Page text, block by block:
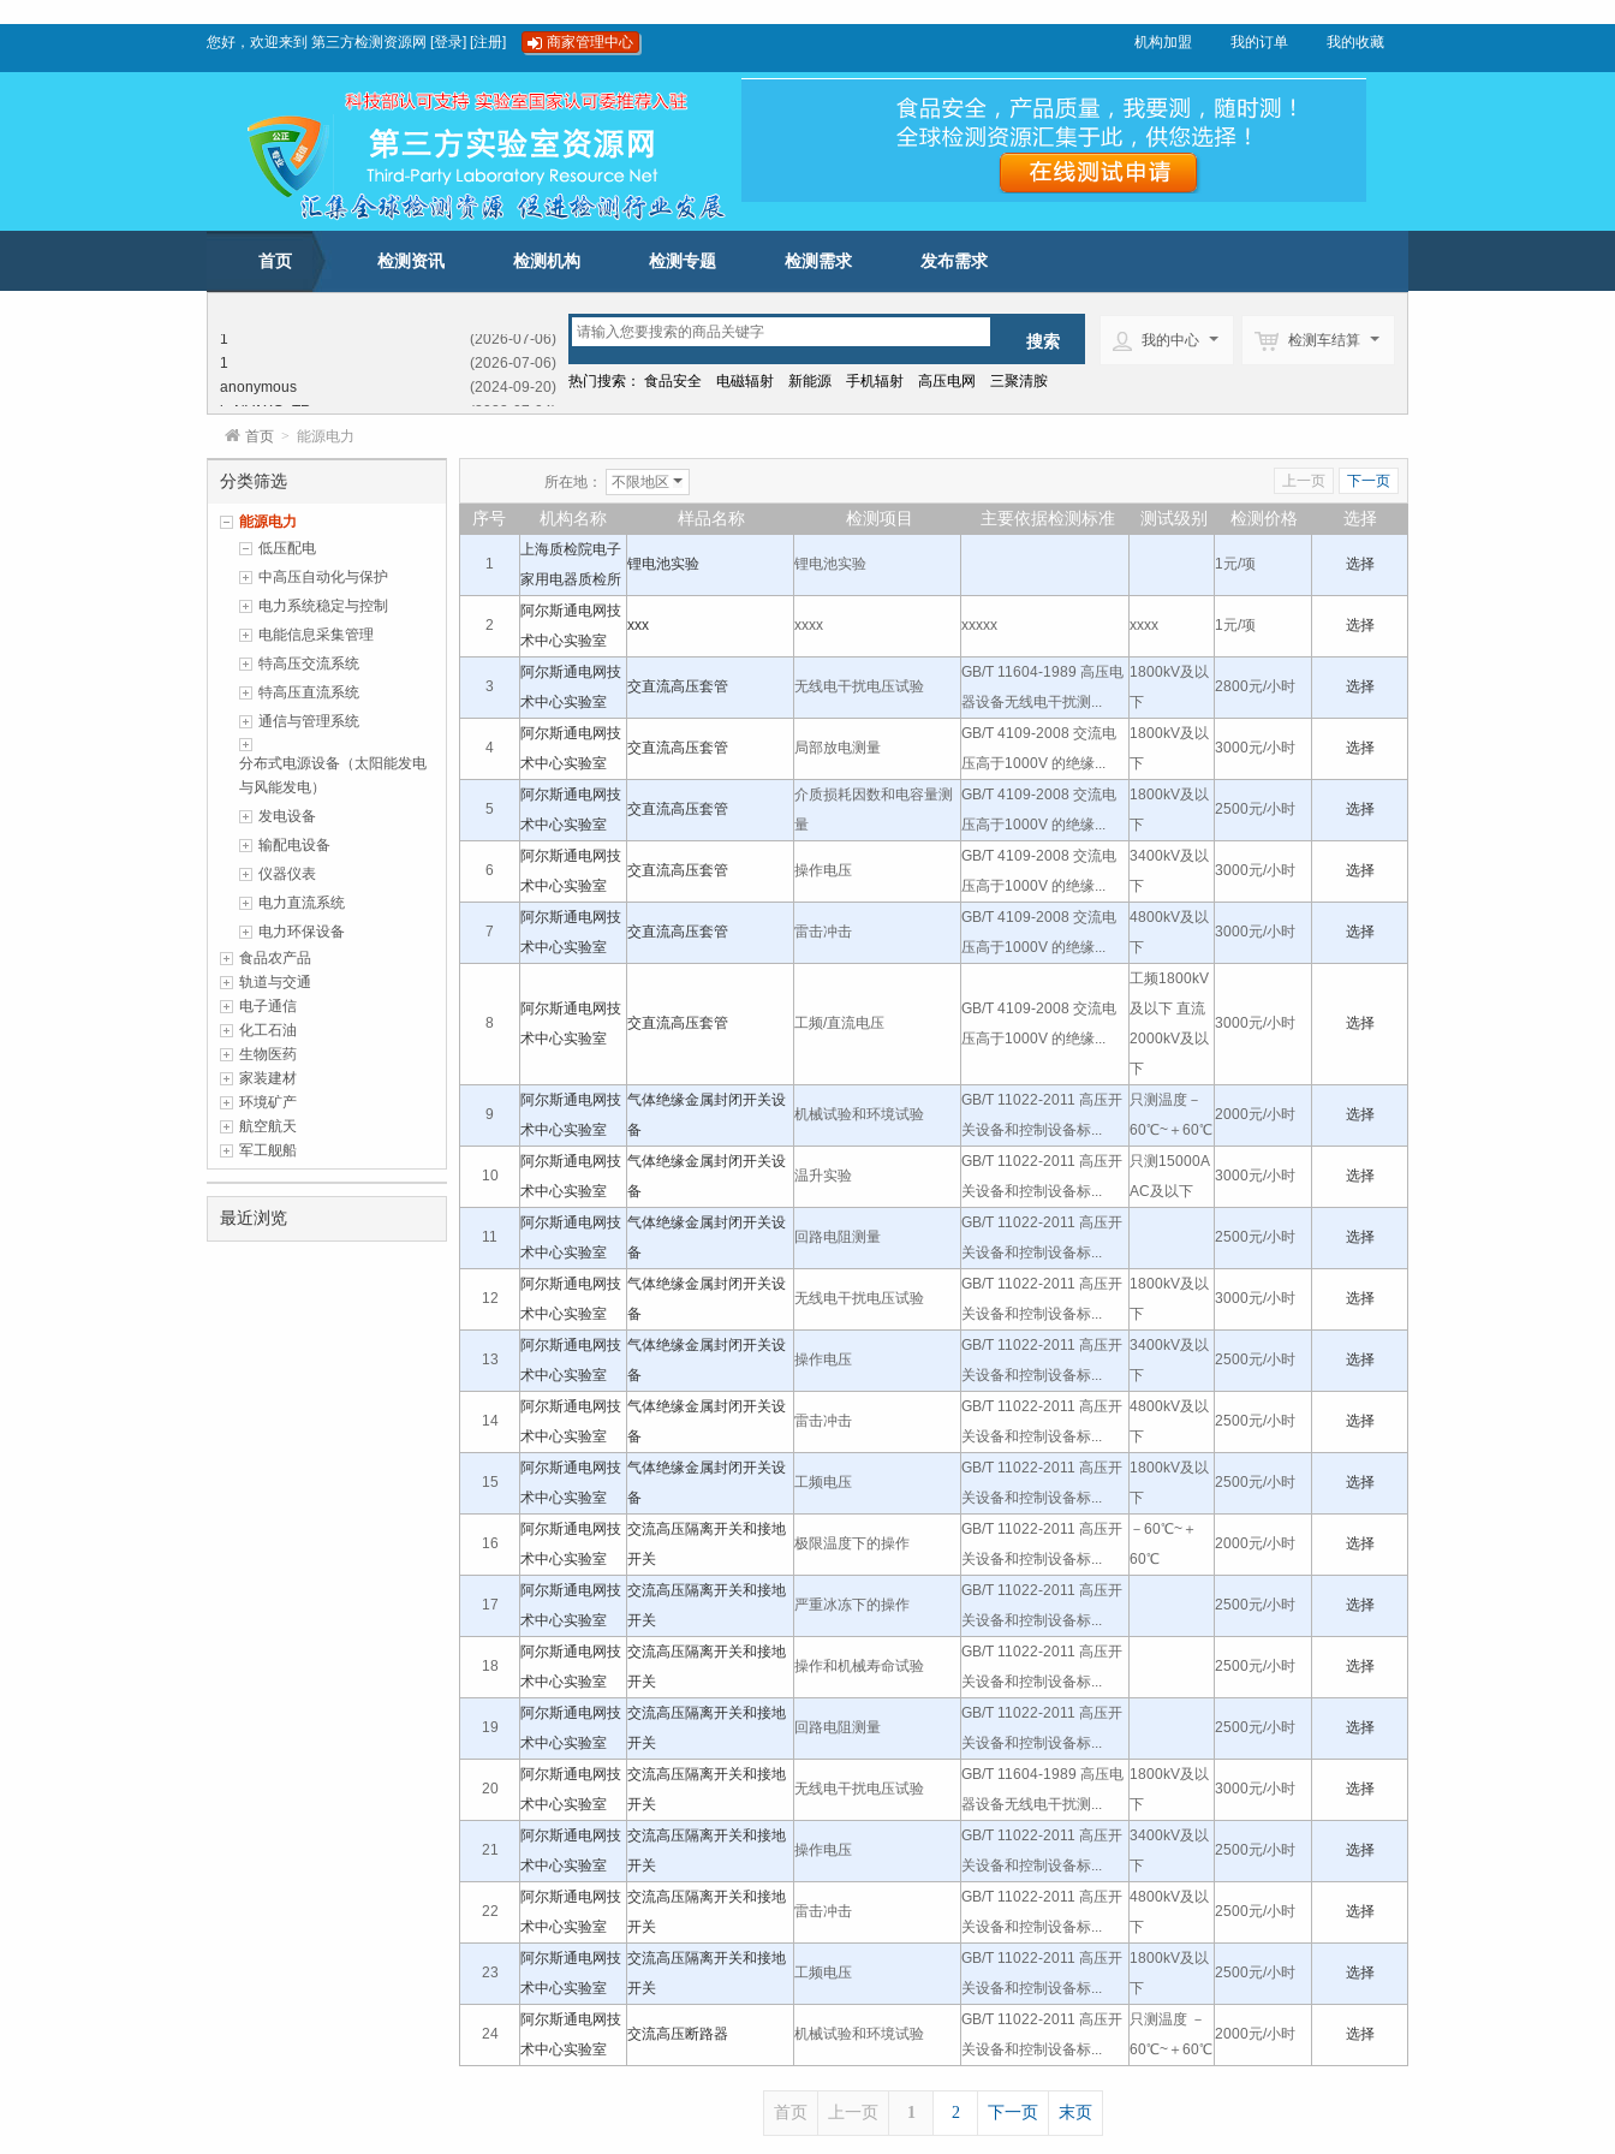
您好，欢迎来到 第三方检测资源网 [登录] [注册] 商家管理中心 机构加盟 我的订单 我的收藏
首页 检测资讯 检测机构 检测专题 检测需求 发布需求
1
(2026-07-06)
1
(2026-07-06)
anonymous
(2024-09-20)
ksNVAXGnTR
(2023-07-04)
FFSEXXTkjeroPv
SdwLBwDombxYI
(2021-11-09)
(2020-11-21)
1
(2026-07-06)
(2026-07-06)
热门搜索： 食品安全 电磁辐射 新能源 手机辐射 高压电网 三聚清胺
我的中心 检测车结算
首页 > 能源电力
分类筛选
能源电力
低压配电
中高压自动化与保护
电力系统稳定与控制
电能信息采集管理
特高压交流系统
特高压直流系统
通信与管理系统
分布式电源设备（太阳能发电
与风能发电）
发电设备
输配电设备
仪器仪表
电力直流系统
电力环保设备
食品农产品
轨道与交通
电子通信
化工石油
生物医药
家装建材
环境矿产
航空航天
军工舰船
最近浏览
上一页 下一页
所在地： 不限地区
序号 机构名称 样品名称 检测项目 主要依据检测标准 测试级别 检测价格 选择
1
上海质检院电子
家用电器质检所
锂电池实验 锂电池实验 1元/项 选择
2
阿尔斯通电网技
术中心实验室
xxx xxxx xxxxx xxxx 1元/项 选择
3
阿尔斯通电网技
术中心实验室
交直流高压套管 无线电干扰电压试验
GB/T 11604-1989 高压电
器设备无线电干扰测...
1800kV及以
下
2800元/小时 选择
4
阿尔斯通电网技
术中心实验室
交直流高压套管 局部放电测量
GB/T 4109-2008 交流电
压高于1000V 的绝缘...
1800kV及以
下
3000元/小时 选择
5
阿尔斯通电网技
术中心实验室
交直流高压套管
介质损耗因数和电容量测
量
GB/T 4109-2008 交流电
压高于1000V 的绝缘...
1800kV及以
下
2500元/小时 选择
6
阿尔斯通电网技
术中心实验室
交直流高压套管 操作电压
GB/T 4109-2008 交流电
压高于1000V 的绝缘...
3400kV及以
下
3000元/小时 选择
7
阿尔斯通电网技
术中心实验室
交直流高压套管 雷击冲击
GB/T 4109-2008 交流电
压高于1000V 的绝缘...
4800kV及以
下
3000元/小时 选择
8
阿尔斯通电网技
术中心实验室
交直流高压套管 工频/直流电压
GB/T 4109-2008 交流电
压高于1000V 的绝缘...
工频1800kV
及以下 直流
2000kV及以
下
3000元/小时 选择
9
阿尔斯通电网技
术中心实验室
气体绝缘金属封闭开关设
备
机械试验和环境试验
GB/T 11022-2011 高压开
关设备和控制设备标...
只测温度－
60℃~＋60℃
2000元/小时 选择
10
阿尔斯通电网技
术中心实验室
气体绝缘金属封闭开关设
备
温升实验
GB/T 11022-2011 高压开
关设备和控制设备标...
只测15000A
AC及以下
3000元/小时 选择
11
阿尔斯通电网技
术中心实验室
气体绝缘金属封闭开关设
备
回路电阻测量
GB/T 11022-2011 高压开
关设备和控制设备标...
2500元/小时 选择
12
阿尔斯通电网技
术中心实验室
气体绝缘金属封闭开关设
备
无线电干扰电压试验
GB/T 11022-2011 高压开
关设备和控制设备标...
1800kV及以
下
3000元/小时 选择
13
阿尔斯通电网技
术中心实验室
气体绝缘金属封闭开关设
备
操作电压
GB/T 11022-2011 高压开
关设备和控制设备标...
3400kV及以
下
2500元/小时 选择
14
阿尔斯通电网技
术中心实验室
气体绝缘金属封闭开关设
备
雷击冲击
GB/T 11022-2011 高压开
关设备和控制设备标...
4800kV及以
下
2500元/小时 选择
15
阿尔斯通电网技
术中心实验室
气体绝缘金属封闭开关设
备
工频电压
GB/T 11022-2011 高压开
关设备和控制设备标...
1800kV及以
下
2500元/小时 选择
16
阿尔斯通电网技
术中心实验室
交流高压隔离开关和接地
开关
极限温度下的操作
GB/T 11022-2011 高压开
关设备和控制设备标...
－60℃~＋
60℃
2000元/小时 选择
17
阿尔斯通电网技
术中心实验室
交流高压隔离开关和接地
开关
严重冰冻下的操作
GB/T 11022-2011 高压开
关设备和控制设备标...
2500元/小时 选择
18
阿尔斯通电网技
术中心实验室
交流高压隔离开关和接地
开关
操作和机械寿命试验
GB/T 11022-2011 高压开
关设备和控制设备标...
2500元/小时 选择
19
阿尔斯通电网技
术中心实验室
交流高压隔离开关和接地
开关
回路电阻测量
GB/T 11022-2011 高压开
关设备和控制设备标...
2500元/小时 选择
20
阿尔斯通电网技
术中心实验室
交流高压隔离开关和接地
开关
无线电干扰电压试验
GB/T 11604-1989 高压电
器设备无线电干扰测...
1800kV及以
下
3000元/小时 选择
21
阿尔斯通电网技
术中心实验室
交流高压隔离开关和接地
开关
操作电压
GB/T 11022-2011 高压开
关设备和控制设备标...
3400kV及以
下
2500元/小时 选择
22
阿尔斯通电网技
术中心实验室
交流高压隔离开关和接地
开关
雷击冲击
GB/T 11022-2011 高压开
关设备和控制设备标...
4800kV及以
下
2500元/小时 选择
23
阿尔斯通电网技
术中心实验室
交流高压隔离开关和接地
开关
工频电压
GB/T 11022-2011 高压开
关设备和控制设备标...
1800kV及以
下
2500元/小时 选择
24
阿尔斯通电网技
术中心实验室
交流高压断路器 机械试验和环境试验
GB/T 11022-2011 高压开
关设备和控制设备标...
只测温度 －
60℃~＋60℃
2000元/小时 选择
首页 上一页 1 2 下一页 末页